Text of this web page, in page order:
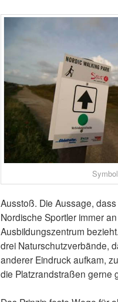
Ausstoß. Die Aussage,
Nordische Sportler immer
Ausbildungszentrum
drei Naturschutzverbände,
anderer Eindruck aufkam,
die Platzrandstraßen gerne